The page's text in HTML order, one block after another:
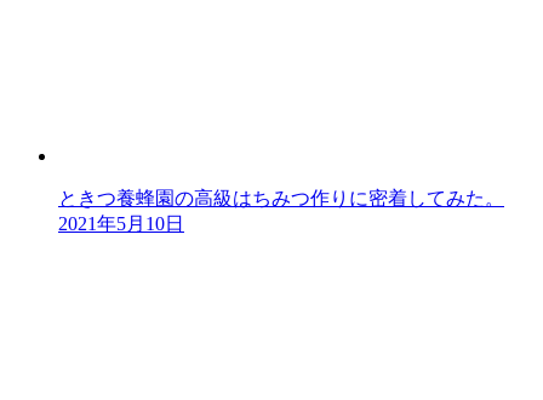
ときつ養蜂園の高級はちみつ作りに密着してみた。
2021年5月10日